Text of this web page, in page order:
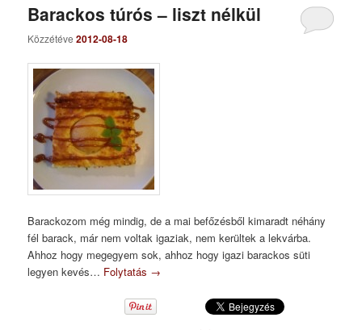
Barackos túrós – liszt nélkül
Közzétéve2012-08-18
Barackozom még mindig, de a mai befőzésből kimaradt néhány
fél barack, már nem voltak igaziak, nem kerültek a lekvárba.
Ahhoz hogy megegyem sok, ahhoz hogy igazi barackos süti
legyen kevés… Folytatás →